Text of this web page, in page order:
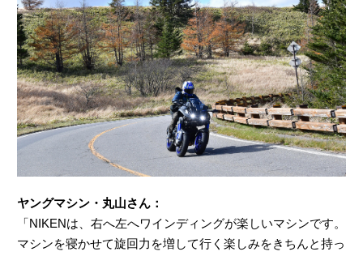
ヤングマシン・丸山さん：
「NIKENは、右へ左へワインディングが楽しいマシンです。
マシンを寝かせて旋回力を増して行く楽しみをきちんと持っ